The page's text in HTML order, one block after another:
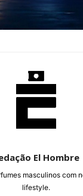
El Hombre
masculinos com
lifestyle.